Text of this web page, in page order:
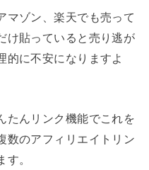
マゾン、楽天でも売って
け貼っていると売り逃が
的に不安になりますよ
たんリンク機能でこれを
数のアフィリエイトリン
。